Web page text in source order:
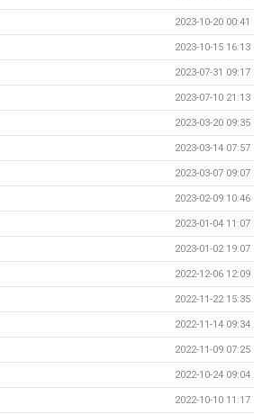
2023-10-20 00:41
2023-10-15 16:13
2023-07-31 09:17
2023-07-10 21:13
2023-03-20 09:35
2023-03-14 07:57
2023-03-07 09:07
2023-02-09 10:46
2023-01-04 11:07
2023-01-02 19:07
2022-12-06 12:09
2022-11-22 15:35
2022-11-14 09:34
2022-11-09 07:25
2022-10-24 09:04
2022-10-10 11:17